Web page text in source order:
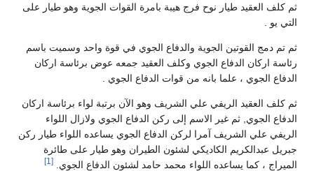
ثم كلف العقيد طيار نوح فرج هيبة بامرة القوات الجوية وهو طيار على
التي يو .
ثم تم دمج القوتين الجوية والدفاع الجوي في قوة واحد وسميت باسم
رئاسة اركان الدفاع الجوي وكلف العقيد جمعه عوض برئاسة اركان
الدفاع الجوي ، علما بانه من قوات الدفاع الجوي .
ثم كلف العقيد الريفي علي الشريف وهو الآن برتبة لواء برئاسة اركان
الدفاع الجوي, ثم غير الاسم إلى ركن الدفاع الجوي ولازال اللواء
الريفي علي الشريف آمرا لركن الدفاع الجوي يساعده اللواء طيار ركن
جبريل عبدالكريم الكاديكي لشئون الطيران وهو طيار على طائرة
الميراج ، كما يساعده اللواء محمد حامد لشئون الدفاع الجوي.
[1]